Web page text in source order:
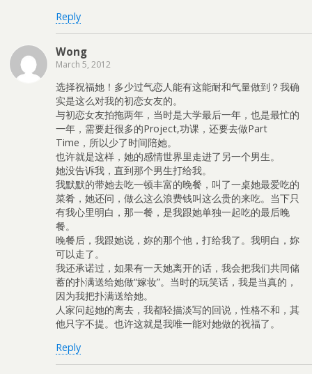
Reply
Wong
March 5, 2012
选择祝福她！多少过气恋人能有这能耐和气量做到？我确
实是这么对我的初恋女友的。
与初恋女友拍拖两年，当时是大学最后一年，也是最忙的
一年，需要赶很多的Project,功课，还要去做Part
Time，所以少了时间陪她。
也许就是这样，她的感情世界里走进了另一个男生。
她没告诉我，直到那个男生打给我。
我默默的带她去吃一顿丰富的晚餐，叫了一桌她最爱吃的
菜肴，她还问，做么这么浪费钱叫这么贵的来吃。当下只
有我心里明白，那一餐，是我跟她单独一起吃的最后晚
餐。
晚餐后，我跟她说，妳的那个他，打给我了。我明白，妳
可以走了。
我还承诺过，如果有一天她离开的话，我会把我们共同储
蓄的扑满送给她做“嫁妆”。当时的玩笑话，我是当真的，
因为我把扑满送给她。
人家问起她的离去，我都轻描淡写的回说，性格不和，其
他只字不提。也许这就是我唯一能对她做的祝福了。
Reply